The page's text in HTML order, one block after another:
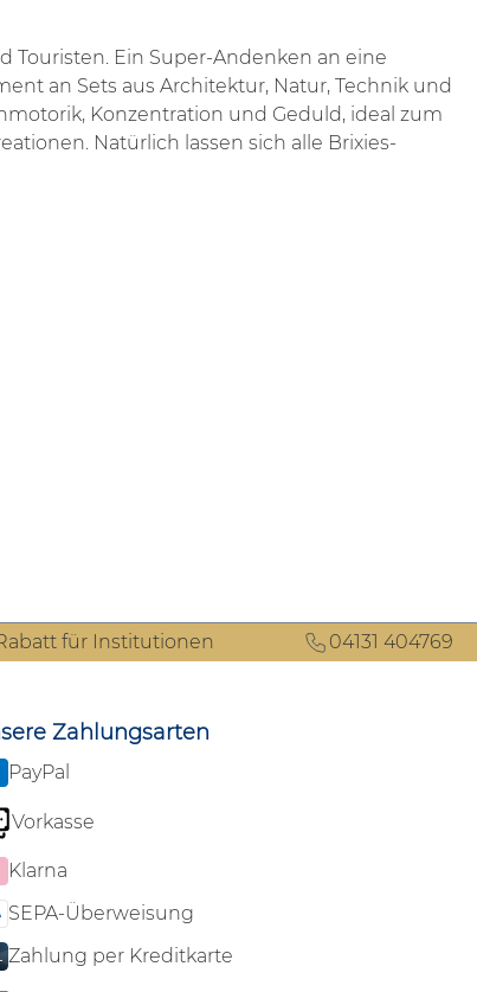
Touristen. Ein Super-Andenken an eine
an Sets aus Architektur, Natur, Technik und
Konzentration und Geduld, ideal zum
Natürlich lassen sich alle Brixies-
für Institutionen 04131 404769
Zahlungsarten
PayPal
Vorkasse
Klarna
SEPA-Überweisung
Zahlung per Kreditkarte